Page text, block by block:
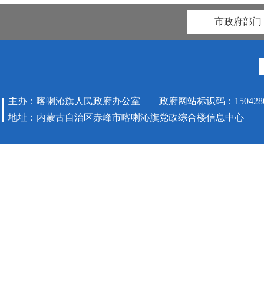
市政府部门
主办：喀喇沁旗人民政府办公室 政府网站标识码：
地址：内蒙古自治区赤峰市喀喇沁旗党政综合楼信息中心